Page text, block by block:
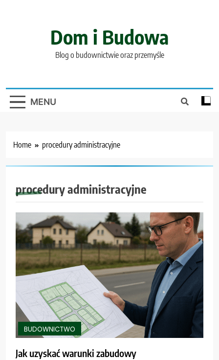
Dom i Budowa
Blog o budownictwie oraz przemyśle
MENU
Home procedury administracyjne
procedury administracyjne
BUDOWNICTWO
Jak uzyskać warunki zabudowy